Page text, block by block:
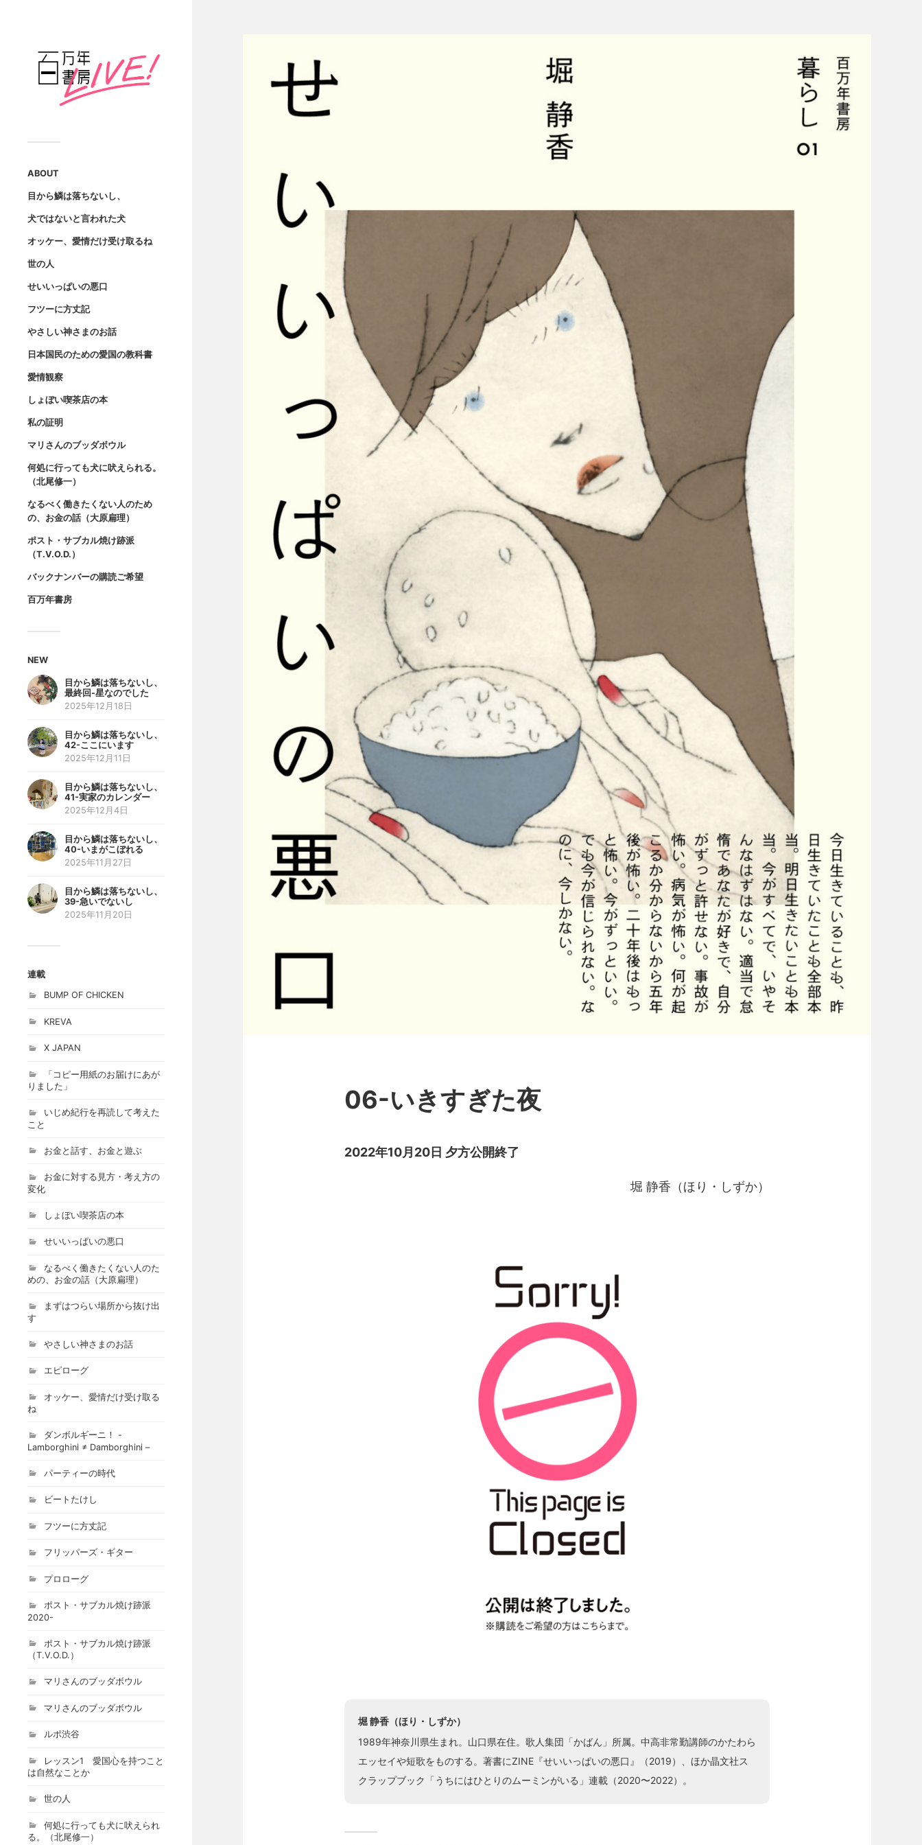
ABOUT
目から鱗は落ちないし、
犬ではないと言われた犬
オッケー、愛情だけ受け取るね
世の人
せいいっぱいの悪口
フツーに方丈記
やさしい神さまのお話
日本国民のための愛国の教科書
愛情観察
しょぼい喫茶店の本
私の証明
マリさんのブッダボウル
何処に行っても犬に吠えられる。
（北尾修一）
なるべく働きたくない人のため
の、お金の話（大原扁理）
ポスト・サブカル焼け跡派
（T.V.O.D.）
バックナンバーの購読ご希望
百万年書房
NEW
目から鱗は落ちないし、
最終回-星なのでした
2025年12月18日
目から鱗は落ちないし、
42-ここにいます
2025年12月11日
目から鱗は落ちないし、
41-実家のカレンダー
2025年12月4日
目から鱗は落ちないし、
40-いまがこぼれる
2025年11月27日
目から鱗は落ちないし、
39-急いでないし
2025年11月20日
連載
BUMP OF CHICKEN
KREVA
X JAPAN
「コピー用紙のお届けにあが
りました」
いじめ紀行を再読して考えた
こと
お金と話す、お金と遊ぶ
お金に対する見方・考え方の
変化
しょぼい喫茶店の本
せいいっぱいの悪口
なるべく働きたくない人のた
めの、お金の話（大原扁理）
まずはつらい場所から抜け出
す
やさしい神さまのお話
エピローグ
オッケー、愛情だけ受け取る
ね
ダンボルギーニ！ -
Lamborghini ≠ Damborghini –
パーティーの時代
ビートたけし
フツーに方丈記
フリッパーズ・ギター
プロローグ
ポスト・サブカル焼け跡派
2020-
ポスト・サブカル焼け跡派
（T.V.O.D.）
マリさんのブッダボウル
マリさんのブッダボウル
ルポ渋谷
レッスン1 愛国心を持つこと
は自然なことか
世の人
何処に行っても犬に吠えられ
る。（北尾修一）
06-いきすぎた夜
2022年10月20日 夕方公開終了
堀 静香（ほり・しずか）
堀 静香（ほり・しずか）
1989年神奈川県生まれ。山口県在住。歌人集団「かばん」所属。中高非常勤講師のかたわら
エッセイや短歌をものする。著書にZINE『せいいっぱいの悪口』（2019）、ほか晶文社ス
クラップブック「うちにはひとりのムーミンがいる」連載（2020〜2022）。